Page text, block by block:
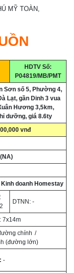
MỸ TOÀN,
HDTV Số:
P04819/MB/PMT
Sơn số 5, Phường 4,
Lạt, gần Dinh 3 vua
Hương 3,5km,
dưỡng, giá 8.6ty
vnđ
doanh Homestay
DTNN: -
7x14m
chính
(đường lớn)
-